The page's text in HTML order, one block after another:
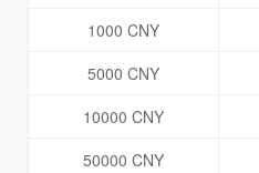
1000 CNY
5000 CNY
10000 CNY
50000 CNY